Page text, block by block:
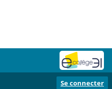
Se connecter